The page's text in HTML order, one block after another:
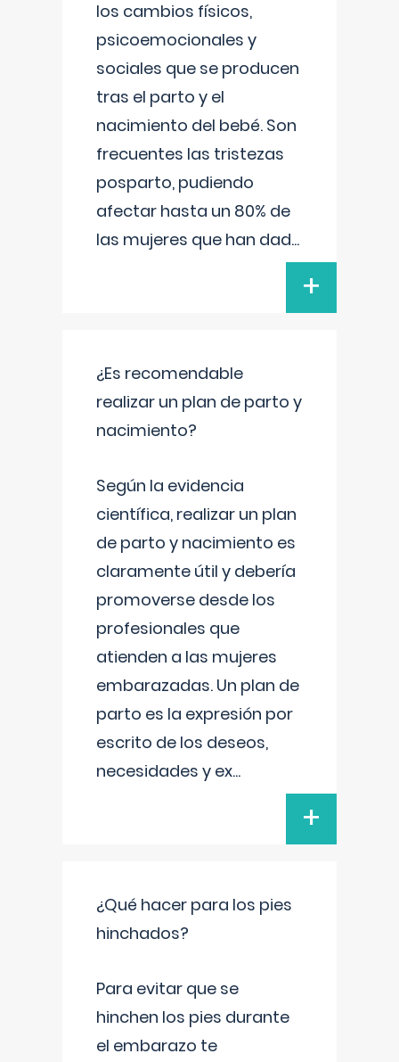
los cambios físicos,
psicoemocionales y
sociales que se producen
tras el parto y el
nacimiento del bebé. Son
frecuentes las tristezas
posparto, pudiendo
afectar hasta un 80% de
las mujeres que han dad...
+
¿Es recomendable
realizar un plan de parto y
nacimiento?
Según la evidencia
científica, realizar un plan
de parto y nacimiento es
claramente útil y debería
promoverse desde los
profesionales que
atienden a las mujeres
embarazadas. Un plan de
parto es la expresión por
escrito de los deseos,
necesidades y ex...
+
¿Qué hacer para los pies
hinchados?
Para evitar que se
hinchen los pies durante
el embarazo te